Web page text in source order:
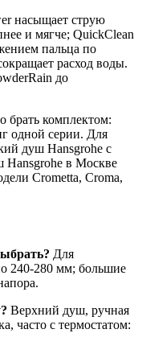
насыщает струю
и мягче; QuickClean
пальца по
расход воды.
до
брать комплектом:
одной серии. Для
душ Hansgrohe с
Hansgrohe в Москве
Crometta, Croma,
Для
240-280 мм; большие
Верхний душ, ручная
часто с термостатом: